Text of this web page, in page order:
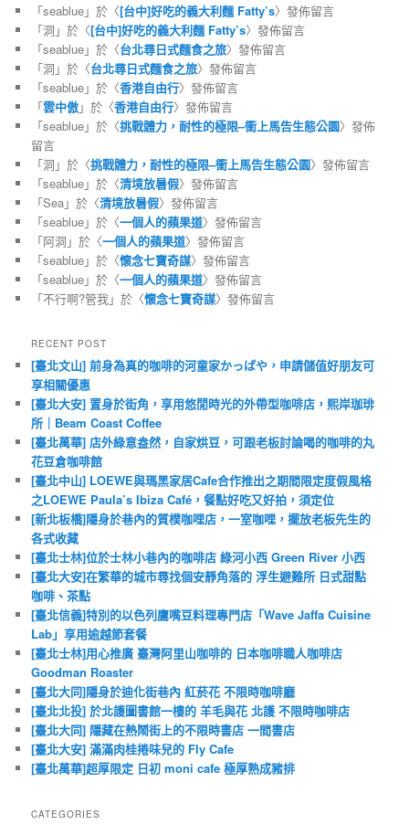
「seablue」於〈[台中]好吃的義大利麵 Fatty’s〉發佈留言
「洞 」於〈[台中]好吃的義大利麵 Fatty’s〉發佈留言
「seablue」於〈台北尋日式麵食之旅〉發佈留言
「洞 」於〈台北尋日式麵食之旅〉發佈留言
「seablue」於〈香港自由行〉發佈留言
「雲中傲」於〈香港自由行〉發佈留言
「seablue」於〈挑戰體力，耐性的極限–衝上馬告生態公園〉發佈
留言
「洞 」於〈挑戰體力，耐性的極限–衝上馬告生態公園〉發佈留言
「seablue」於〈清境放暑假〉發佈留言
「Sea」於〈清境放暑假〉發佈留言
「seablue」於〈一個人的蘋果道〉發佈留言
「阿洞 」於〈一個人的蘋果道〉發佈留言
「seablue」於〈懷念七寶奇謀〉發佈留言
「seablue」於〈一個人的蘋果道〉發佈留言
「不行啊?管我」於〈懷念七寶奇謀〉發佈留言
RECENT POST
[臺北文山] 前身為真的咖啡的河童家かっぱや，申請儲值好朋友可
享相關優惠
[臺北大安] 置身於街角，享用悠閒時光的外帶型咖啡店，熙岸珈琲
所｜Beam Coast Coffee
[臺北萬華] 店外綠意盎然，自家烘豆，可跟老板討論喝的咖啡的丸
花豆倉咖啡館
[臺北中山] LOEWE與瑪黑家居Cafe合作推出之期間限定度假風格
之LOEWE Paula’s Ibiza Café，餐點好吃又好拍，須定位
[新北板橋]隱身於巷內的質樸咖哩店，一室咖哩，擺放老板先生的
各式收藏
[臺北士林]位於士林小巷內的咖啡店 綠河小西 Green River 小西
[臺北大安]在繁華的城市尋找個安靜角落的 浮生避難所 日式甜點
咖啡、茶點
[臺北信義]特別的以色列鷹嘴豆料理專門店「Wave Jaffa Cuisine
Lab」享用逾越節套餐
[臺北士林]用心推廣 臺灣阿里山咖啡的 日本咖啡職人咖啡店
Goodman Roaster
[臺北大同]隱身於迪化街巷內 紅菸花 不限時咖啡廳
[臺北北投] 於北護圖書館一樓的 羊毛與花 北護 不限時咖啡店
[臺北大同] 隱藏在熱鬧街上的不限時書店 一間書店
[臺北大安] 滿滿肉桂捲味兒的 Fly Cafe
[臺北萬華]超厚限定 日初 moni cafe 極厚熟成豬排
CATEGORIES